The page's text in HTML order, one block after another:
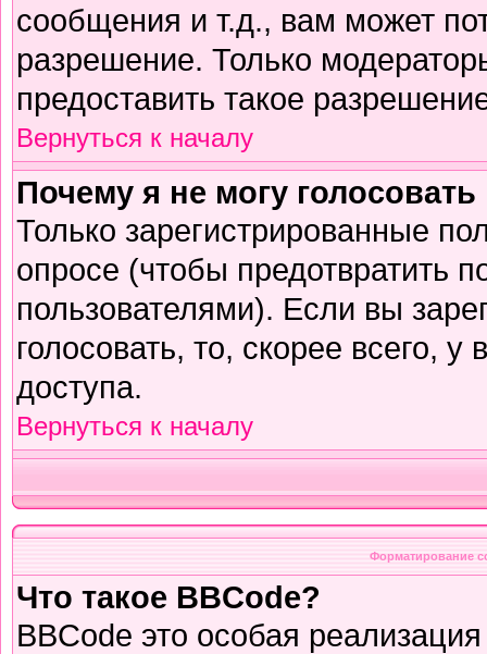
сообщения и т.д., вам может
разрешение. Только
предоставить такое
Вернуться к началу
Почему я не могу
Только зарегистрированные
опросе (чтобы предотвратить
пользователями). Если вы
голосовать, то, скорее всего,
доступа.
Вернуться к началу
Форматирование
Что такое BBCode?
BBCode это особая